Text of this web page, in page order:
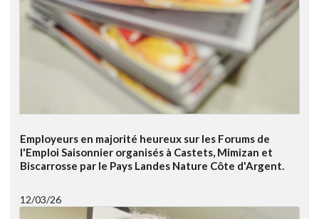
Employeurs en majorité heureux sur les Forums de
l'Emploi Saisonnier organisés à Castets, Mimizan et
Biscarrosse par le Pays Landes Nature Côte d'Argent.
12/03/26